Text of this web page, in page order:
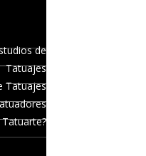
de
Tatuajes
Tatuajes